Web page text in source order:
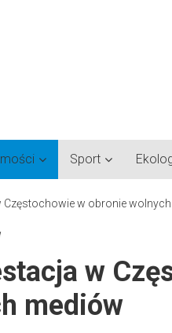
Sport
w
mediów